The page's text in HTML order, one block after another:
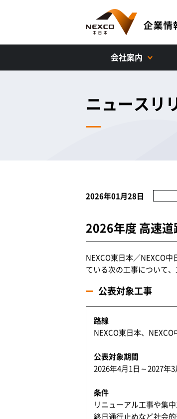
会社案内
ニュースリ
2026年01月28日
2026年度 高速
NEXCO東日本／NEXCO
ている次の工事について
公表対象工事
路線
NEXCO東日本、
公表対象期間
2026年4月1日～2027年
条件
リニューアル工事や集
終日通行止めなど社会